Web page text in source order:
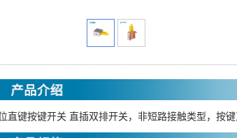
直键按键开关 直插双排开关，非短路接触类型，按